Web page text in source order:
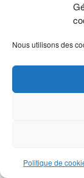
Nous utilisons des
Politique de